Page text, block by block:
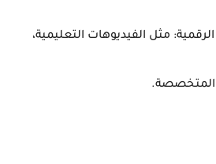
الرقمية: مثل الفيديوهات التعليمية،
المتخصصة.